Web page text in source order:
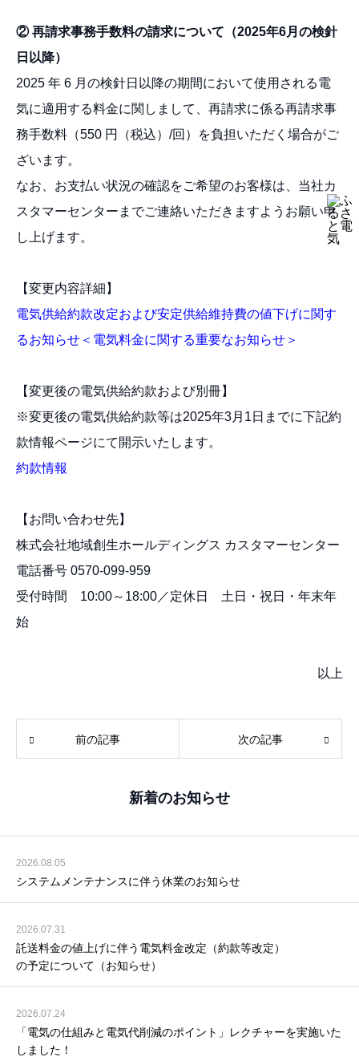
② 再請求事務手数料の請求について（2025年6月の検針
日以降）
2025 年 6 月の検針日以降の期間において使用される電
気に適用する料金に関しまして、再請求に係る再請求事
務手数料（550 円（税込）/回）を負担いただく場合がご
ざいます。
なお、お支払い状況の確認をご希望のお客様は、当社カ
スタマーセンターまでご連絡いただきますようお願い申
し上げます。
【変更内容詳細】
電気供給約款改定および安定供給維持費の値下げに関す
るお知らせ＜電気料金に関する重要なお知らせ＞
【変更後の電気供給約款および別冊】
※変更後の電気供給約款等は2025年3月1日までに下記約
款情報ページにて開示いたします。
約款情報
【お問い合わせ先】
株式会社地域創生ホールディングス カスタマーセンター
電話番号 0570-099-959
受付時間 10:00～18:00／定休日 土日・祝日・年末年
始
以上
前の記事 次の記事
新着のお知らせ
2026.08.05
システムメンテナンスに伴う休業のお知らせ
2026.07.31
託送料金の値上げに伴う電気料金改定（約款等改定）
の予定について（お知らせ）
2026.07.24
「電気の仕組みと電気代削減のポイント」レクチャーを実施いた
しました！